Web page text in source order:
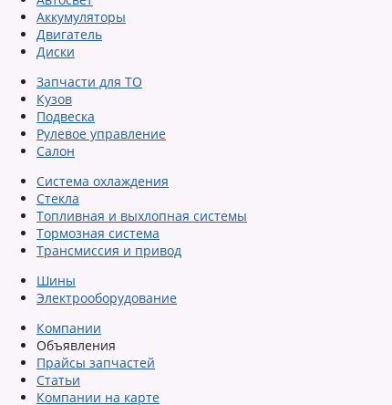
Аккумуляторы
Двигатель
Диски
Запчасти для ТО
Кузов
Подвеска
Рулевое управление
Салон
Система охлаждения
Стекла
Топливная и выхлопная системы
Тормозная система
Трансмиссия и привод
Шины
Электрооборудование
Компании
Объявления
Прайсы запчастей
Статьи
Компании на карте